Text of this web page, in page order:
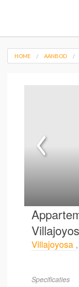
HOME AANBOD
Villajoyosa ,
Specificaties